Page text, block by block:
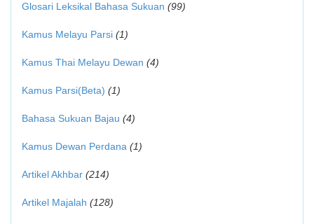
Glosari Leksikal Bahasa Sukuan (99)
Kamus Melayu Parsi (1)
Kamus Thai Melayu Dewan (4)
Kamus Parsi(Beta) (1)
Bahasa Sukuan Bajau (4)
Kamus Dewan Perdana (1)
Artikel Akhbar (214)
Artikel Majalah (128)